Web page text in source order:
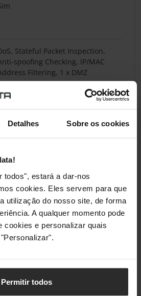
Detalhes Sobre os cookies
todos", estará a dar-nos
cookies. Eles servem para que
utilização do nosso site, de forma
A qualquer momento pode
cookies e personalizar quais
Permitir todos
Stateful Packet Inspection,
spoofing Checking, IP/MAC
Filtering, 1 x DMZ
OS X 10.13 High Sierra, Mac OS
Mac OS X 10.15 Catalina, Mac OS X
Mac OS X 10.7 Lion, Mac
Mountain Lion, Mac OS X 10.12
Mac OS X 10.9 Mavericks
iOS